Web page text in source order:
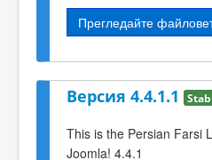
Прегледайте
Версия 4.4.1.1
This is the Persian Farsi
Joomla! 4.4.1